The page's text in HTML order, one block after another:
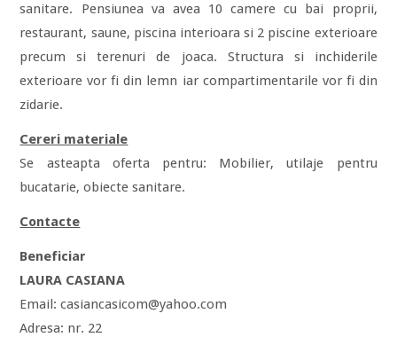
sanitare. Pensiunea va avea 10 camere cu bai proprii,
restaurant, saune, piscina interioara si 2 piscine exterioare
precum si terenuri de joaca. Structura si inchiderile
exterioare vor fi din lemn iar compartimentarile vor fi din
zidarie.
Cereri materiale
Se asteapta oferta pentru: Mobilier, utilaje pentru
bucatarie, obiecte sanitare.
Contacte
Beneficiar
LAURA CASIANA
Email: casiancasicom@yahoo.com
Adresa: nr. 22